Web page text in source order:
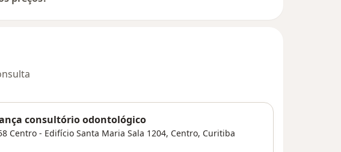
consultório odontológico
Centro - Edifício Santa Maria Sala 1204, Centro, Curitiba